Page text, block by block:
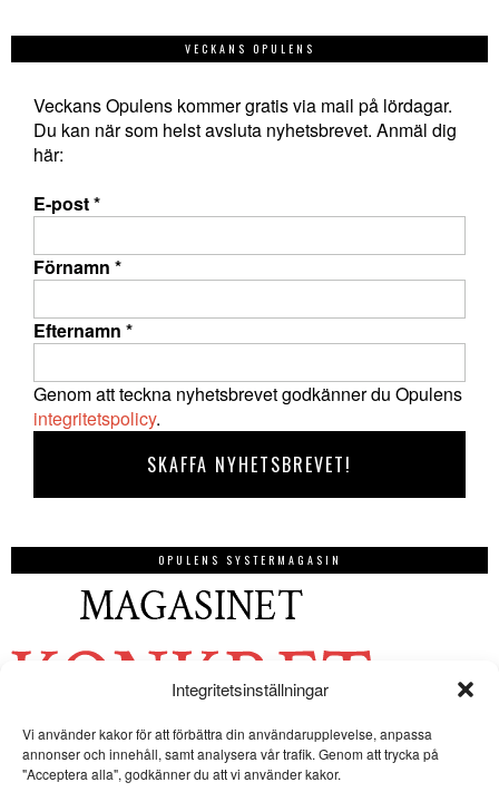
Integritetsinställningar
Vi använder kakor för att förbättra din användarupplevelse, anpassa
annonser och innehåll, samt analysera vår trafik. Genom att trycka på
"Acceptera alla", godkänner du att vi använder kakor.
VECKANS OPULENS
Veckans Opulens kommer gratis via mail på lördagar.
Du kan när som helst avsluta nyhetsbrevet. Anmäl dig
här:
E-post*
Förnamn *
Efternamn *
Genom att teckna nyhetsbrevet godkänner du Opulens
integritetspolicy.
OPULENS SYSTERMAGASIN